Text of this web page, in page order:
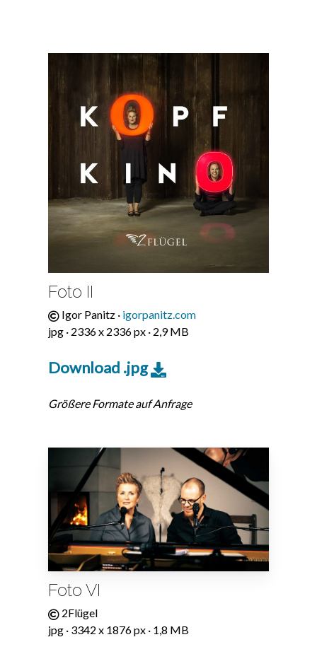
Foto II
Igor Panitz · igorpanitz.com
jpg · 2336 x 2336 px · 2,9 MB
Download .jpg
Größere Formate auf Anfrage
Foto VI
2Flügel
jpg · 3342 x 1876 px · 1,8 MB